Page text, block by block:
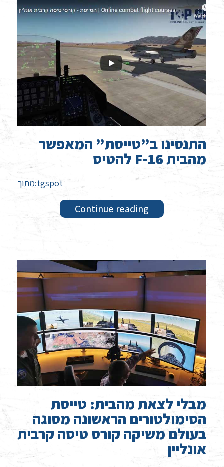
התנסינו ב”טייסת” המאפשר
להטיס F-16 מהבית
מתוך:tgspot
Continue reading
מבלי לצאת מהבית: טייסת
הסימולטורים הראשונה מסוגה
בעולם משיקה קורס טיסה קרבית
אונליין